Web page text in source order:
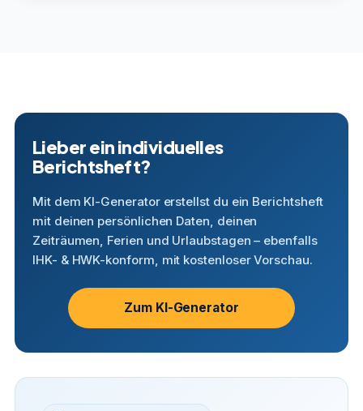
Lieber ein individuelles
Berichtsheft?
Mit dem KI-Generator erstellst du ein Berichtsheft
mit deinen persönlichen Daten, deinen
Zeiträumen, Ferien und Urlaubstagen – ebenfalls
IHK- & HWK-konform, mit kostenloser Vorschau.
Zum KI-Generator